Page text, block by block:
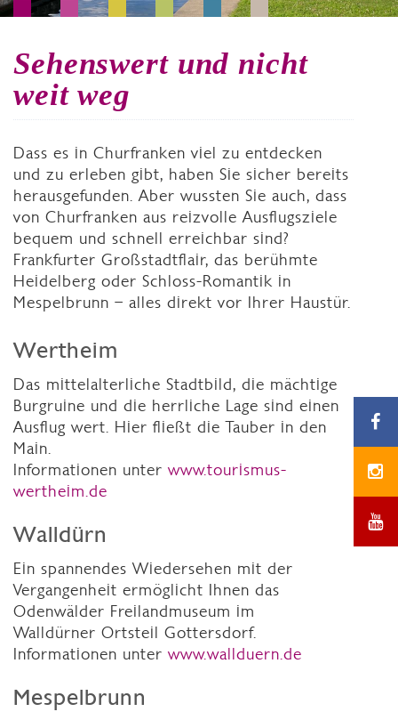
Sehenswert und nicht
weit weg
Dass es in Churfranken viel zu entdecken
und zu erleben gibt, haben Sie sicher bereits
herausgefunden. Aber wussten Sie auch, dass
von Churfranken aus reizvolle Ausflugsziele
bequem und schnell erreichbar sind?
Frankfurter Großstadtflair, das berühmte
Heidelberg oder Schloss-Romantik in
Mespelbrunn – alles direkt vor Ihrer Haustür.
Wertheim
Das mittelalterliche Stadtbild, die mächtige
Burgruine und die herrliche Lage sind einen
Ausflug wert. Hier fließt die Tauber in den
Main.
Informationen unter www.tourismus-
wertheim.de
Walldürn
Ein spannendes Wiedersehen mit der
Vergangenheit ermöglicht Ihnen das
Odenwälder Freilandmuseum im
Walldürner Ortsteil Gottersdorf.
Informationen unter www.wallduern.de
Mespelbrunn